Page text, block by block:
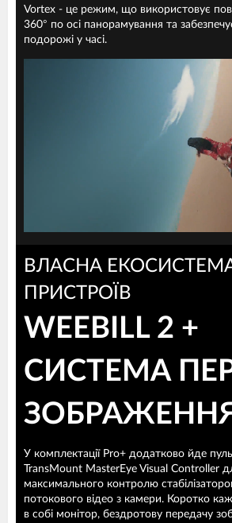
Vortex - це режим, що використовує
360° по осі панорамування та
подорожі у часі.
ВЛАСНА
ПРИСТРОЇВ
WEEBILL 2 +
СИСТЕМА
ЗОБРАЖЕННЯ
У комплектації Pro+ додатково йде
TransMount MasterEye Visual Controller
максимального контролю
потокового відео з камери. Коротко
в собі монітор, бездротову передачу